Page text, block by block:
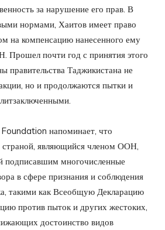
за нарушение его прав. В
нормами, Хаитов имеет право
на компенсацию нанесенного ему
Прошел почти год с принятия этого
правительства Таджикистана не
но и продолжаются пытки и
напоминает, что
страной, являющийся членом ООН,
подписавшим многочисленные
в сфере признания и соблюдения
такими как Всеобщую Декларацию
против пыток и других жестоких,
достоинство видов